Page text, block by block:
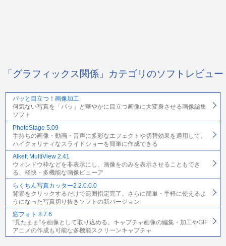
「グラフィックス関係」カテゴリのソフトレビュー
パッと目立つ！画像加工
何気ない写真を「パッ」と華やかに目立つ画像に大変身させる画像編集
ソフト
PhotoStage 5.09
手持ちの画像・動画・音声に多彩なエフェクトや切替効果を適用して、
ハイクォリティなスライドショーを簡単に作成できる
Alkett MultiView 2.41
ウィンドウ枠などを非表示にし、画像をのみを表示させることもでき
る、軽快・多機能な画像ビューア
らくちん写真カッター2 2.0.0.0
背景をクリックするだけで範囲指定完了。さらに簡単・手軽に使えるよ
うになった写真切り抜きソフトの新バージョン
窓フォト 8.7.6
“見たまま”を画像として取り込める。キャプチャ画像の編集・加工やGIF
アニメの作成も可能な多機能スクリーンキャプチャ